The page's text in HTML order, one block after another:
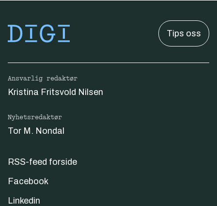
Tips oss
Ansvarlig redaktør
Kristina Fritsvold Nilsen
Nyhetsredaktør
Tor M. Nondal
RSS-feed forside
Facebook
Linkedin